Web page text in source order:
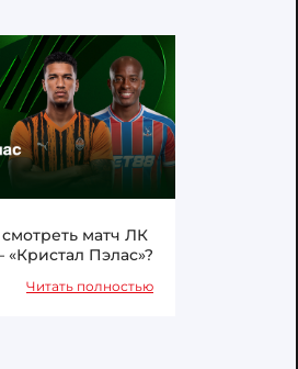
смотреть матч ЛК
Пэлас»?
Читать полностью